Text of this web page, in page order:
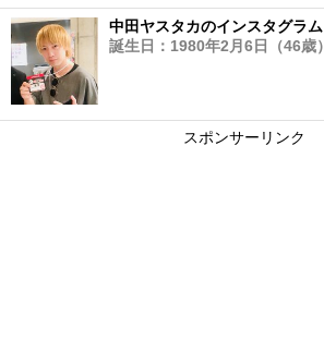
中田ヤスタカのインスタグラム
誕生日：1980年2月6日（46歳）
スポンサーリンク